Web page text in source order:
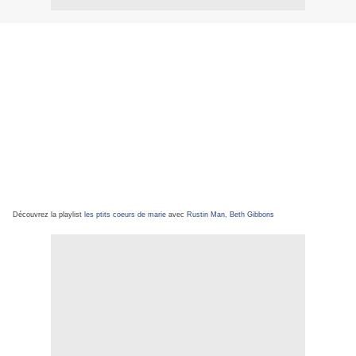
Découvrez la playlist les ptits coeurs de marie avec Rustin Man, Beth Gibbons